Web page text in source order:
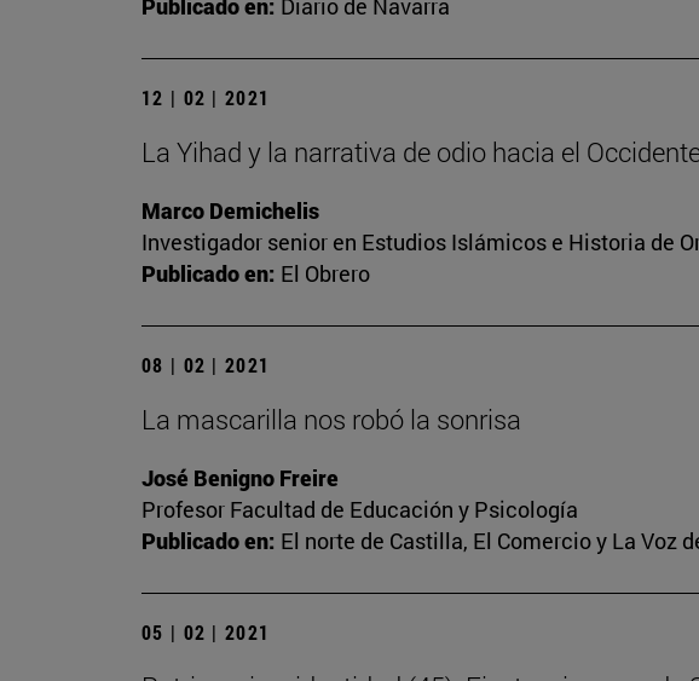
Publicado en: Diario de Navarra
12 | 02 | 2021
La Yihad y la narrativa de odio hacia el
Marco Demichelis
Investigador senior en Estudios Islámicos e Historia de
Publicado en: El Obrero
08 | 02 | 2021
La mascarilla nos robó la sonrisa
José Benigno Freire
Profesor Facultad de Educación y Psicología
Publicado en: El norte de Castilla, El Comercio y La Voz
05 | 02 | 2021